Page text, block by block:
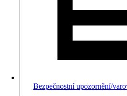
Bezpečnostní upozornění/